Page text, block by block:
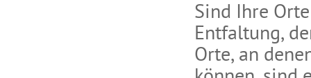
Sind Ihre
Entfaltung,
Orte, an